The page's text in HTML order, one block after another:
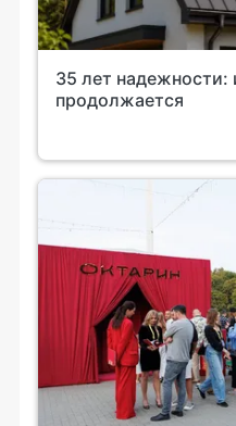
35 лет надежности:
продолжается